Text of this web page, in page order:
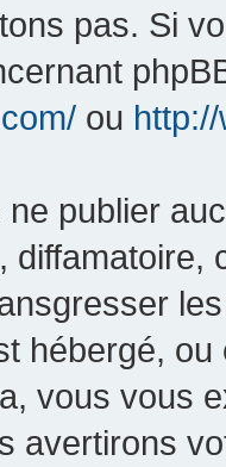
pas. Si
ou
publier
diffamatoire,
hébergé,
vous vous
avertirons